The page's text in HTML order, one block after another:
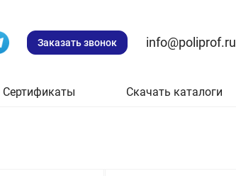
Заказать звонок info@poliprof.ru
Сертификаты Скачать каталоги